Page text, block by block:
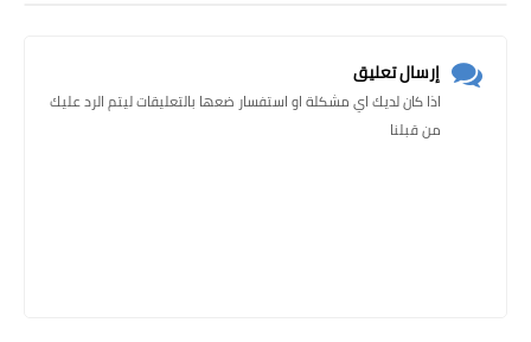
إرسال تعليق
اذا كان لديك اي مشكلة او استفسار ضعها بالتعليقات ليتم الرد عليك
من قبلنا